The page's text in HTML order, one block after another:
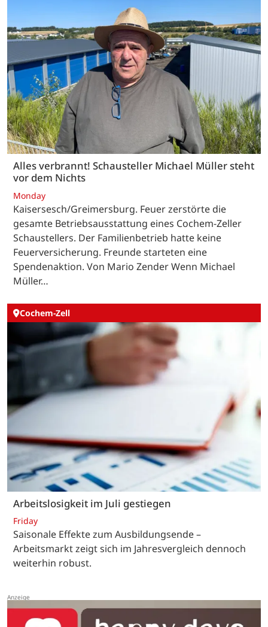
Alles verbrannt! Schausteller Michael Müller steht
vor dem Nichts
Monday
Kaisersesch/Greimersburg. Feuer zerstörte die
gesamte Betriebsausstattung eines Cochem-Zeller
Schaustellers. Der Familienbetrieb hatte keine
Feuerversicherung. Freunde starteten eine
Spendenaktion. Von Mario Zender Wenn Michael
Müller…
Cochem-Zell
Arbeitslosigkeit im Juli gestiegen
Friday
Saisonale Effekte zum Ausbildungsende –
Arbeitsmarkt zeigt sich im Jahresvergleich dennoch
weiterhin robust.